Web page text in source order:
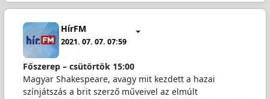
HírFM
2021. 07. 07. 07:59
Főszerep – csütörtök 15:00
Magyar Shakespeare, avagy mit kezdett a hazai
színjátszás a brit szerző műveivel az elmúlt